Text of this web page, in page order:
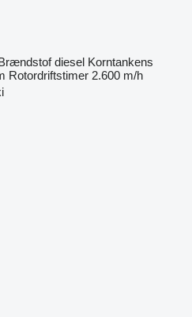
diesel Korntankens
Rotordriftstimer 2.600 m/h